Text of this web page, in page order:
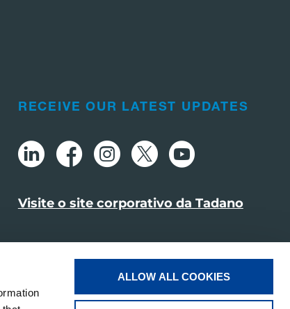
ALLOW ALL COOKIES
RECEIVE OUR LATEST UPDATES
Visite o site corporativo da Tadano